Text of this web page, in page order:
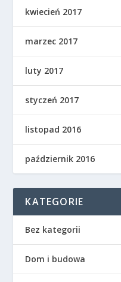
kwiecień 2017
marzec 2017
luty 2017
styczeń 2017
listopad 2016
październik 2016
KATEGORIE
Bez kategorii
Dom i budowa